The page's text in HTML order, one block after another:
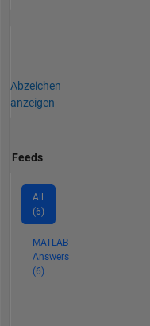
Abzeichen
anzeigen
Feeds
All
(6)
MATLAB
Answers
(6)